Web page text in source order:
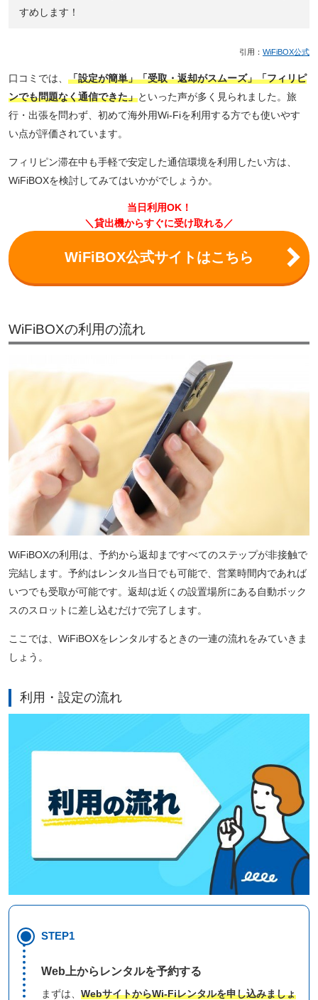
すめします！
引用： WiFiBOX公式
口コミでは、 「設定が簡単」「受取・返却がスムーズ」「フィリピ
ンでも問題なく通信できた」といった声が多く見られました。旅
行・出張を問わず、初めて海外用Wi-Fiを利用する方でも使いやす
い点が評価されています。
フィリピン滞在中も手軽で安定した通信環境を利用したい方は、
WiFiBOXを検討してみてはいかがでしょうか。
当日利用OK！
＼貸出機からすぐに受け取れる／
WiFiBOX公式サイトはこちら
WiFiBOXの利用の流れ
WiFiBOXの利用は、予約から返却まですべてのステップが非接触で
完結します。予約はレンタル当日でも可能で、営業時間内であれば
いつでも受取が可能です。返却は近くの設置場所にある自動ボック
スのスロットに差し込むだけで完了します。
ここでは、WiFiBOXをレンタルするときの一連の流れをみていきま
しょう。
利用・設定の流れ
STEP1
Web上からレンタルを予約する
まずは、 WebサイトからWi-Fiレンタルを申し込みましょ